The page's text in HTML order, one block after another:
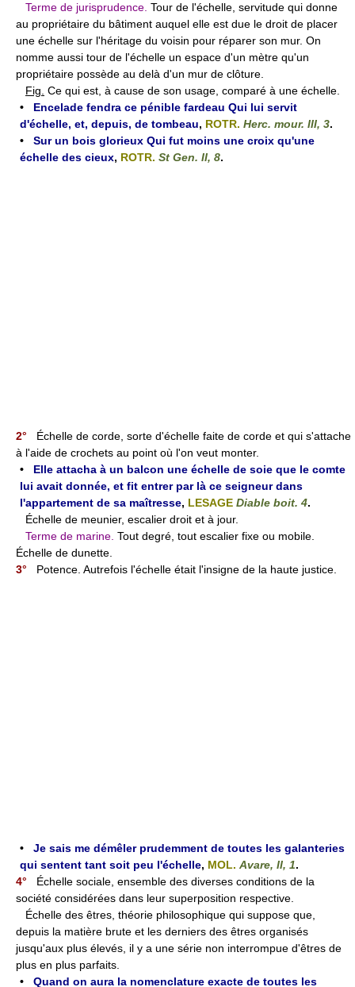
Terme de jurisprudence. Tour de l'échelle, servitude qui donne
au propriétaire du bâtiment auquel elle est due le droit de placer
une échelle sur l'héritage du voisin pour réparer son mur. On
nomme aussi tour de l'échelle un espace d'un mètre qu'un
propriétaire possède au delà d'un mur de clôture.
Fig. Ce qui est, à cause de son usage, comparé à une échelle.
• Encelade fendra ce pénible fardeau Qui lui servit
d'échelle, et, depuis, de tombeau, ROTR. Herc. mour. III, 3.
• Sur un bois glorieux Qui fut moins une croix qu'une
échelle des cieux, ROTR. St Gen. II, 8.
2° Échelle de corde, sorte d'échelle faite de corde et qui s'attache
à l'aide de crochets au point où l'on veut monter.
• Elle attacha à un balcon une échelle de soie que le comte
lui avait donnée, et fit entrer par là ce seigneur dans
l'appartement de sa maîtresse, LESAGE Diable boit. 4.
Échelle de meunier, escalier droit et à jour.
Terme de marine. Tout degré, tout escalier fixe ou mobile.
Échelle de dunette.
3° Potence. Autrefois l'échelle était l'insigne de la haute justice.
• Je sais me démêler prudemment de toutes les galanteries
qui sentent tant soit peu l'échelle, MOL. Avare, II, 1.
4° Échelle sociale, ensemble des diverses conditions de la
société considérées dans leur superposition respective.
Échelle des êtres, théorie philosophique qui suppose que,
depuis la matière brute et les derniers des êtres organisés
jusqu'aux plus élevés, il y a une série non interrompue d'êtres de
plus en plus parfaits.
• Quand on aura la nomenclature exacte de toutes les